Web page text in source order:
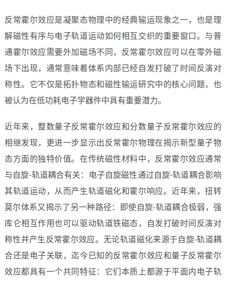
反常霍尔效应是凝聚态物理中的经典输运现象之一，也是理
解磁性有序与电子轨道运动如何相互交织的重要窗口。与普
通霍尔效应需要外加磁场不同，反常霍尔效应可以在零外磁
场下出现，通常意味着体系内部已经自发打破了时间反演对
称性。它不仅是拓扑物态和磁性输运研究中的核心问题，也
被认为在低功耗电子学器件中具有重要潜力。
近年来，整数量子反常霍尔效应和分数量子反常霍尔效应的
相继发现，更进一步显示出反常霍尔物理在揭示新型量子物
态方面的独特价值。在传统磁性材料中，反常霍尔效应通常
与自旋-轨道耦合有关：电子自旋磁性通过自旋-轨道耦合影响
其轨道运动，从而产生轨道磁化和霍尔响应。近年来，扭转
莫尔体系又揭示了另一种路径：即使自旋-轨道耦合极弱，强
库仑相互作用也可以驱动轨道铁磁态，自发打破时间反演对
称性并产生反常霍尔效应。无论轨道磁化来源于自旋-轨道耦
合还是电子关联，迄今已知的反常霍尔效应和量子反常霍尔
效应都具有一个共同特征：它们本质上都源于平面内电子轨